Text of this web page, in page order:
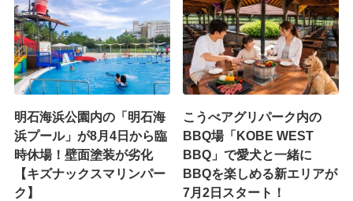
明石海浜公園内の「明石海
浜プール」が8月4日から臨
時休場！壁面塗装が劣化
【キズナックスマリンパー
ク】
こうべアグリパーク内の
BBQ場「KOBE WEST
BBQ」で愛犬と一緒に
BBQを楽しめる新エリアが
7月2日スタート！